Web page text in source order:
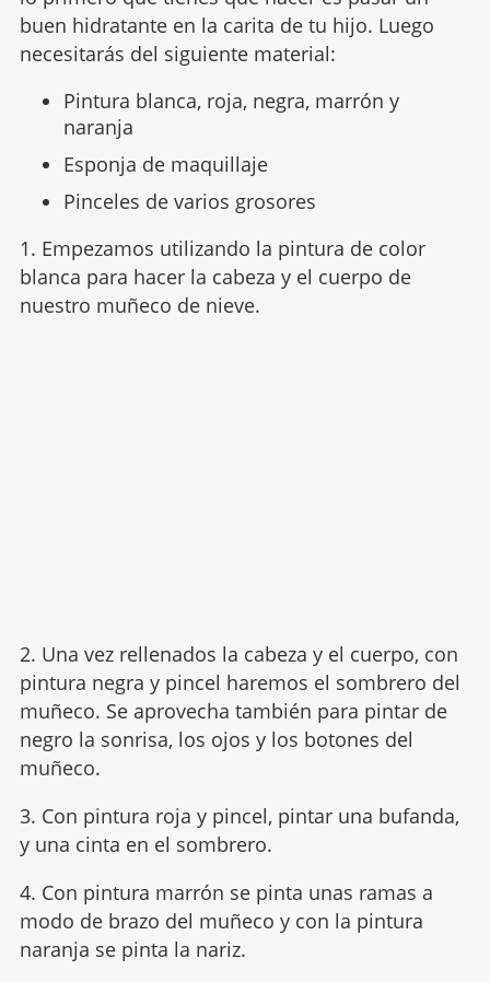
buen hidratante en la carita de tu hijo. Luego
necesitarás del siguiente material:
Pintura blanca, roja, negra, marrón y
naranja
Esponja de maquillaje
Pinceles de varios grosores
1. Empezamos utilizando la pintura de color
blanca para hacer la cabeza y el cuerpo de
nuestro muñeco de nieve.
2. Una vez rellenados la cabeza y el cuerpo, con
pintura negra y pincel haremos el sombrero del
muñeco. Se aprovecha también para pintar de
negro la sonrisa, los ojos y los botones del
muñeco.
3. Con pintura roja y pincel, pintar una bufanda,
y una cinta en el sombrero.
4. Con pintura marrón se pinta unas ramas a
modo de brazo del muñeco y con la pintura
naranja se pinta la nariz.